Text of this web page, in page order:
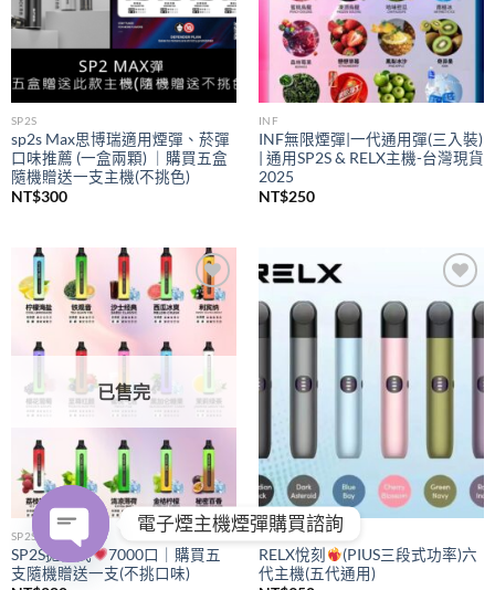
SP2S
sp2s Max思博瑞適用煙彈、菸彈
口味推薦 (一盒兩顆) ｜購買五盒
隨機贈送一支主機(不挑色)
NT$300
INF
INF無限煙彈|一代通用彈(三入裝)
| 通用SP2S & RELX主機-台灣現貨
2025
NT$250
Add to
wishlist
已售完
SP2S
SP2S拋棄式
7000口｜購買五
支隨機贈送一支(不挑口味)
Add to
wishlist
RELX
RELX悅刻
(PIUS三段式功率)六
代主機(五代通用)
電子煙主機煙彈購買諮詢
OPEN